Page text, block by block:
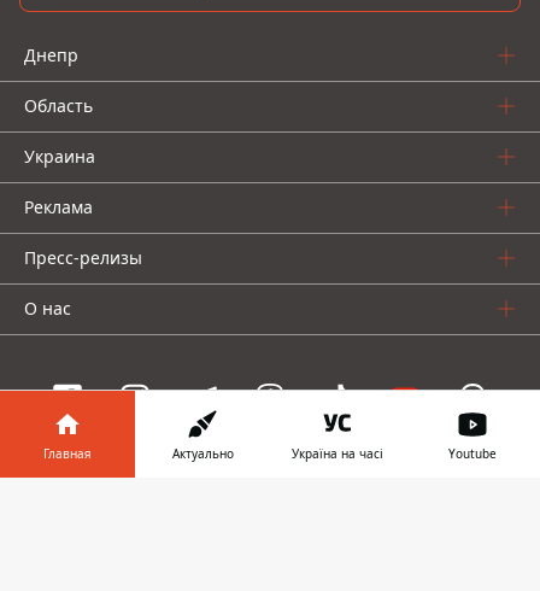
Днепр
Область
Украина
Реклама
Пресс-релизы
О нас
Главная Актуально Україна на часі Youtube